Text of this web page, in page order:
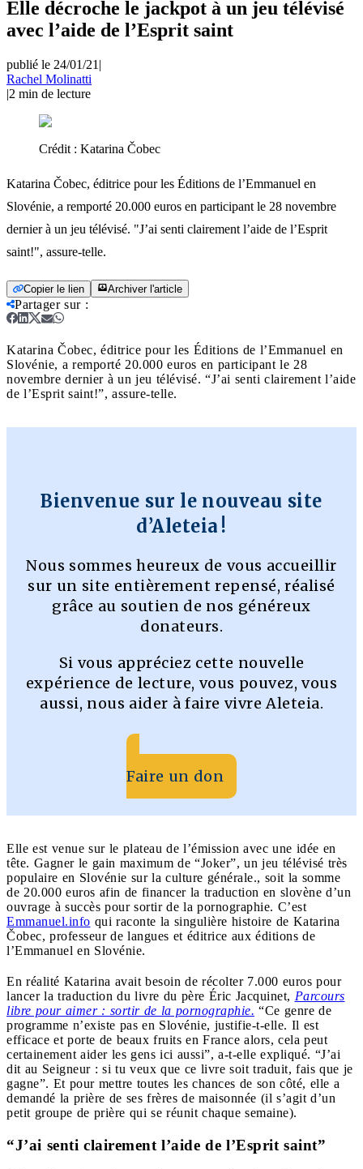
Elle décroche le jackpot à un jeu télévisé
avec l’aide de l’Esprit saint
publié le 24/01/21 |
Rachel Molinatti
|2 min de lecture
Crédit : Katarina Čobec
Katarina Čobec, éditrice pour les Éditions de l’Emmanuel en
Slovénie, a remporté 20.000 euros en participant le 28 novembre
dernier à un jeu télévisé. "J’ai senti clairement l’aide de l’Esprit
saint!", assure-telle.
Copier le lien Archiver l'article
Partager sur:
Katarina Čobec, éditrice pour les Éditions de l’Emmanuel en
Slovénie, a remporté 20.000 euros en participant le 28
novembre dernier à un jeu télévisé. “J’ai senti clairement l’aide
de l’Esprit saint!”, assure-telle.
Bienvenue sur le nouveau site
d’Aleteia !
Nous sommes heureux de vous accueillir
sur un site entièrement repensé, réalisé
grâce au soutien de nos généreux
donateurs.
Si vous appréciez cette nouvelle
expérience de lecture, vous pouvez, vous
aussi, nous aider à faire vivre Aleteia.
Faire un don
Elle est venue sur le plateau de l’émission avec une idée en
tête. Gagner le gain maximum de “Joker”, un jeu télévisé très
populaire en Slovénie sur la culture générale., soit la somme
de 20.000 euros afin de financer la traduction en slovène d’un
ouvrage à succès pour sortir de la pornographie. C’est
Emmanuel.info qui raconte la singulière histoire de Katarina
Čobec, professeur de langues et éditrice aux éditions de
l’Emmanuel en Slovénie.
En réalité Katarina avait besoin de récolter 7.000 euros pour
lancer la traduction du livre du père Éric Jacquinet, Parcours
libre pour aimer : sortir de la pornographie. “Ce genre de
programme n’existe pas en Slovénie, justifie-t-elle. Il est
efficace et porte de beaux fruits en France alors, cela peut
certainement aider les gens ici aussi”, a-t-elle expliqué. “J’ai
dit au Seigneur : si tu veux que ce livre soit traduit, fais que je
gagne”. Et pour mettre toutes les chances de son côté, elle a
demandé la prière de ses frères de maisonnée (il s’agit d’un
petit groupe de prière qui se réunit chaque semaine).
“J’ai senti clairement l’aide de l’Esprit saint”